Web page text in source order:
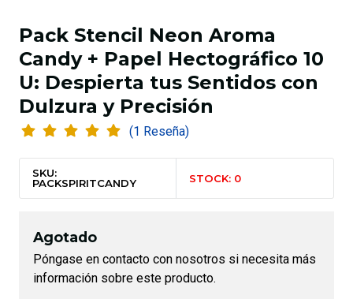
Pack Stencil Neon Aroma
Candy + Papel Hectográfico 10
U: Despierta tus Sentidos con
Dulzura y Precisión
(1 Reseña)
SKU:
PACKSPIRITCANDY
STOCK: 0
Agotado
Póngase en contacto con nosotros si necesita más
información sobre este producto.